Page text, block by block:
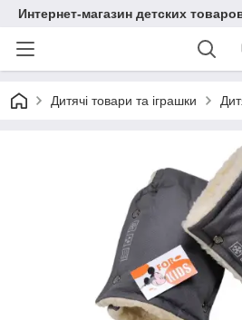
Интернет-магазин детских
Дитячі товари та іграшки